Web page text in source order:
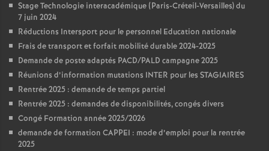
Stage Technologie interacadémique (Paris-Créteil-Versailles) du
7 juin 2024
Réductions Intersport pour le personnel Education nationale
Frais de transport et forfait mobilité durable 2024-2025
Demande de poste adaptés PACD/PALD campagne 2025
Réunions d’information mutations INTER pour les STAGIAIRES
Rentrée 2025 : demande de temps partiel
Rentrée 2025 : demandes de disponibilités, congés divers
Congé Formation année 2025/2026
demande de formation CAPPEI : mode d’emploi pour la rentrée
2025